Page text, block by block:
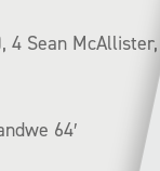
4 Sean McAllister,
64′